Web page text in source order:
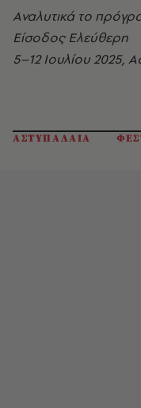
Aναλυτικά το
Είσοδος Ελεύθερη
5–12 Ιουλίου 2025,
ΑΣΤΥΠΑΛΑΙΑ